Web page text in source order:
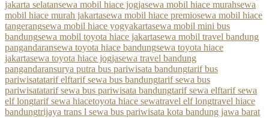
jakarta selatansewa mobil hiace jogjasewa mobil hiace murahsewa
mobil hiace murah jakartasewa mobil hiace premiosewa mobil hiace
tangerangsewa mobil hiace yogyakartasewa mobil mini bus
bandungsewa mobil toyota hiace jakartasewa mobil travel bandung
pangandaransewa toyota hiace bandungsewa toyota hiace
jakartasewa toyota hiace jogjasewa travel bandung
pangandaransurya putra bus pariwisata bandungtarif bus
pariwisatatarif elftarif sewa bus bandungtarif sewa bus
pariwisatatarif sewa bus pariwisata bandungtarif sewa elftarif sewa
elf longtarif sewa hiacetoyota hiace sewatravel elf longtravel hiace
bandungtrijaya trans l sewa bus pariwisata kota bandung jawa barat